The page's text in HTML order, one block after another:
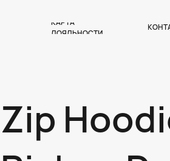
КАРТА
ЛОЯЛЬНОСТИ
Zip